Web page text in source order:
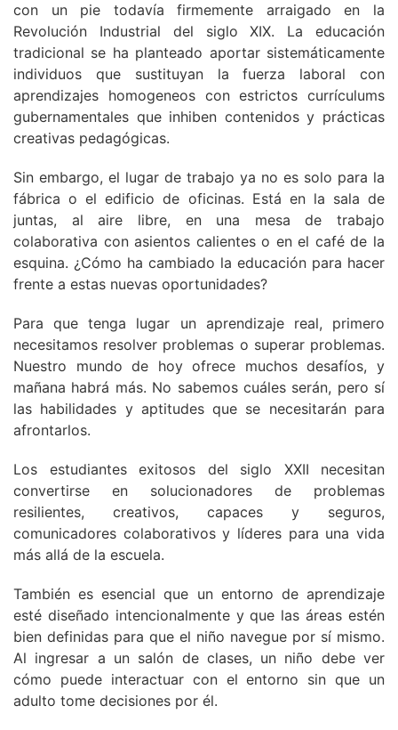
con un pie todavía firmemente arraigado en la
Revolución Industrial del siglo XIX. La educación
tradicional se ha planteado aportar sistemáticamente
individuos que sustituyan la fuerza laboral con
aprendizajes homogeneos con estrictos currículums
gubernamentales que inhiben contenidos y prácticas
creativas pedagógicas.
Sin embargo, el lugar de trabajo ya no es solo para la
fábrica o el edificio de oficinas. Está en la sala de
juntas, al aire libre, en una mesa de trabajo
colaborativa con asientos calientes o en el café de la
esquina. ¿Cómo ha cambiado la educación para hacer
frente a estas nuevas oportunidades?
Para que tenga lugar un aprendizaje real, primero
necesitamos resolver problemas o superar problemas.
Nuestro mundo de hoy ofrece muchos desafíos, y
mañana habrá más. No sabemos cuáles serán, pero sí
las habilidades y aptitudes que se necesitarán para
afrontarlos.
Los estudiantes exitosos del siglo XXII necesitan
convertirse en solucionadores de problemas
resilientes, creativos, capaces y seguros,
comunicadores colaborativos y líderes para una vida
más allá de la escuela.
También es esencial que un entorno de aprendizaje
esté diseñado intencionalmente y que las áreas estén
bien definidas para que el niño navegue por sí mismo.
Al ingresar a un salón de clases, un niño debe ver
cómo puede interactuar con el entorno sin que un
adulto tome decisiones por él.